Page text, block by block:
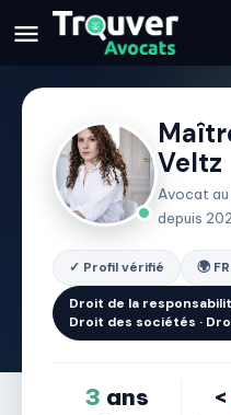
Veltz
Avocat au
depuis
✓ Profil vérifié 🌍 FR
Droit de la
Droit des sociétés ·
3 ans <